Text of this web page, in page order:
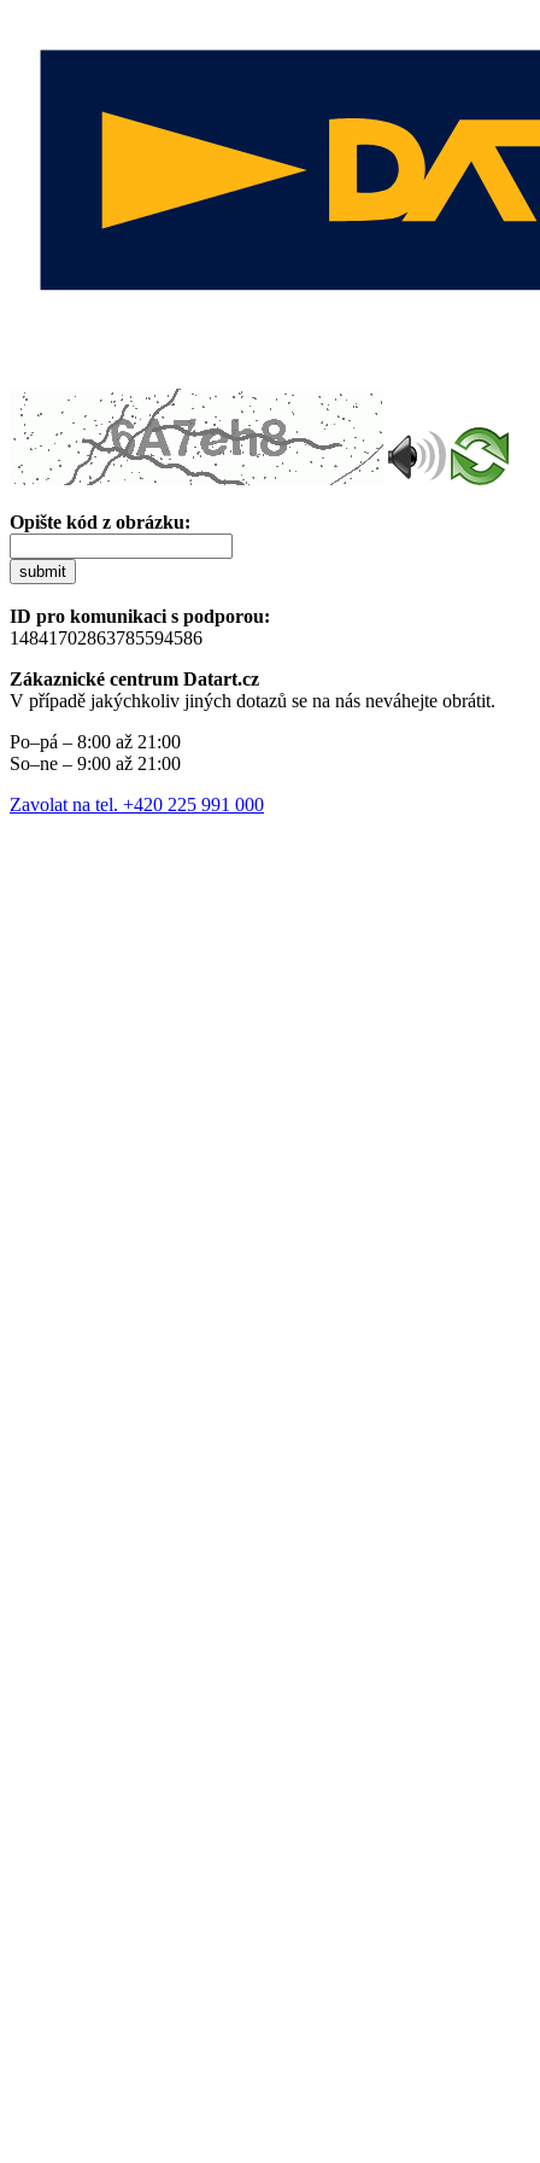
Opište kód z obrázku:
submit
ID pro komunikaci s podporou:
14841702863785594586
Zákaznické centrum Datart.cz
V případě jakýchkoliv jiných dotazů se na nás neváhejte obrátit.
Po–pá – 8:00 až 21:00
So–ne – 9:00 až 21:00
Zavolat na tel. +420 225 991 000